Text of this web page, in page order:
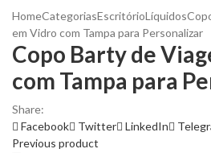
HomeCategoriasEscritórioLíquidos
em Vidro com Tampa para Personalizar
Copo Barty de
com Tampa para
Share:
Facebook
Twitter LinkedIn
Previous product